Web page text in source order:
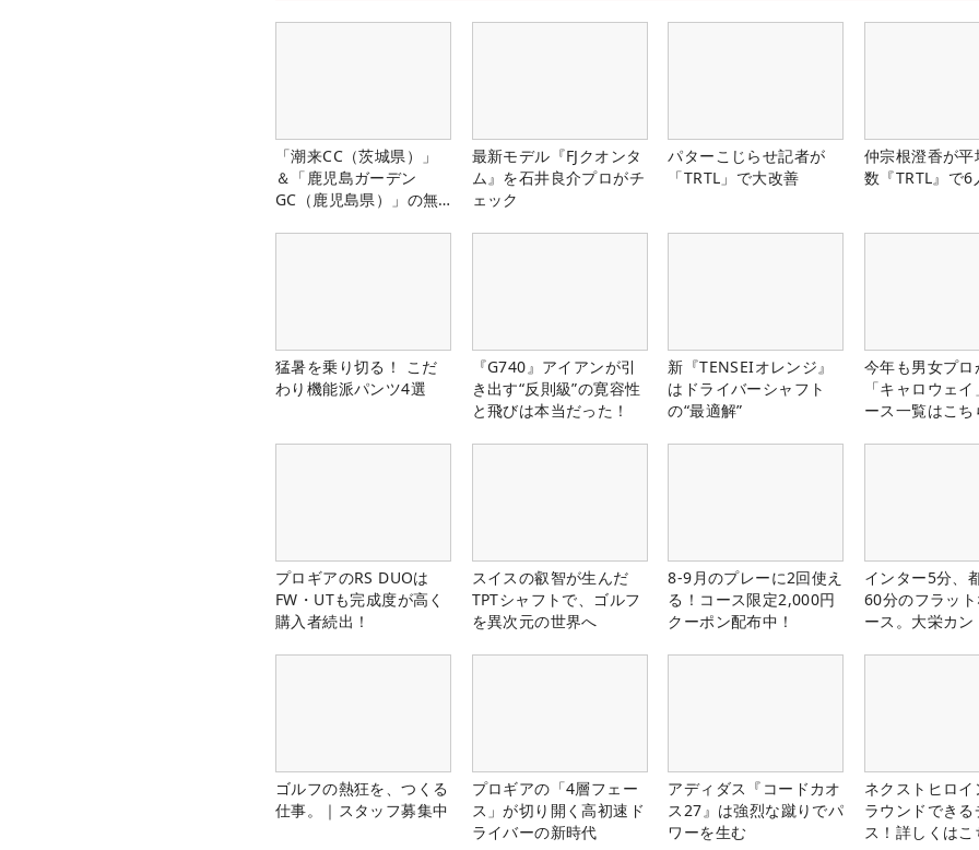
「潮来CC（茨城県）」
＆「鹿児島ガーデン
GC（鹿児島県）」の無
最新モデル『FJクオンタ
ム』を石井良介プロがチ
ェック
パターこじらせ記者が
「TRTL」で大改善
仲宗根澄香が
数『TRTL』で6
猛暑を乗り切る！ こだ
わり機能派パンツ4選
『G740』アイアンが引
き出す“反則級”の寛容性
と飛びは本当だった！
新『TENSEIオレンジ』
はドライバーシャフト
の“最適解”
今年も男女プロ
「キャロウェ
ース一覧はこち
プロギアのRS DUOは
FW・UTも完成度が高く
購入者続出！
スイスの叡智が生んだ
TPTシャフトで、ゴルフ
を異次元の世界へ
8-9月のプレーに2回使え
る！コース限定2,000円
クーポン配布中！
インター5分、
60分のフラッ
ース。大栄カ
ゴルフの熱狂を、つくる
仕事。｜スタッフ募集中
プロギアの「4層フェー
ス」が切り開く高初速ド
ライバーの新時代
アディダス『コードカオ
ス27』は強烈な蹴りでパ
ワーを生む
ネクストヒロ
ラウンドできる
ス！詳しくは